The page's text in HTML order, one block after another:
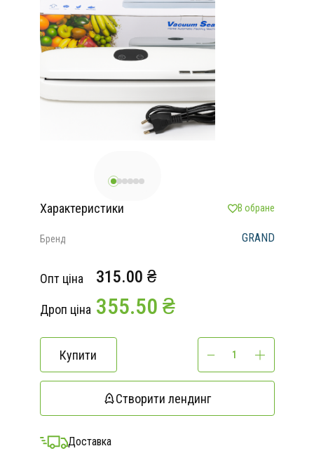
Характеристики В обране
Бренд GRAND
Опт ціна 315.00 ₴
Дроп ціна 355.50 ₴
Купити
Створити лендинг
Доставка